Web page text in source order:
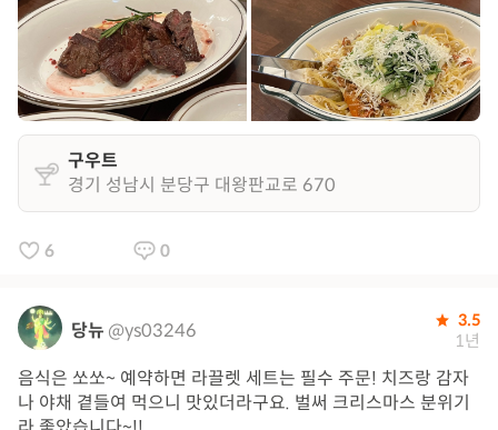
구우트
경기 성남시 분당구 대왕판교로 670
6 0
당뉴 @ys03246 3.5
1년
음식은 쏘쏘~ 예약하면 라끌렛 세트는 필수 주문! 치즈랑 감자
나 야채 곁들여 먹으니 맛있더라구요. 벌써 크리스마스 분위기